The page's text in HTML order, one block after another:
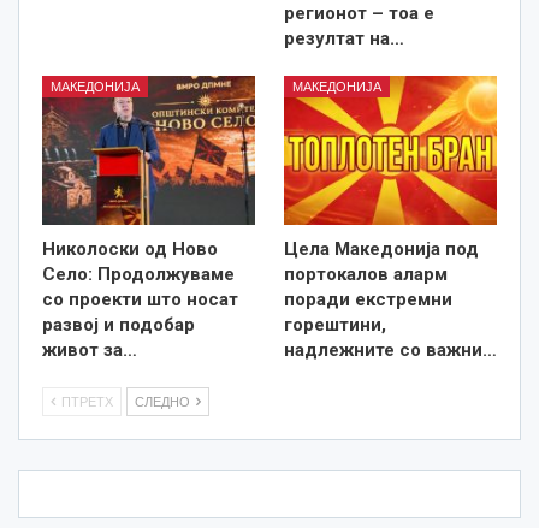
регионот – тоа е
резултат на…
МАКЕДОНИЈА
Николоски од Ново
Село: Продолжуваме
со проекти што носат
развој и подобар
живот за…
МАКЕДОНИЈА
Цела Македонија под
портокалов аларм
поради екстремни
горештини,
надлежните со важни…
ПТРЕТХ СЛЕДНО